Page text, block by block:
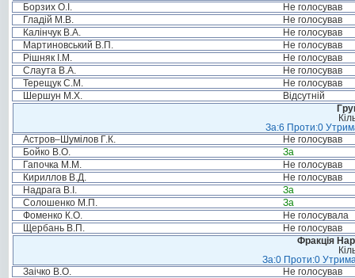
Борзих О.І.
Не голосував
Гладій М.В.
Не голосував
Калінчук В.А.
Не голосував
Мартиновський В.П.
Не голосував
Рішняк І.М.
Не голосував
Слаута В.А.
Не голосував
Терещук С.М.
Не голосував
Шершун М.Х.
Відсутній
За:6 Проти:0
Астров–Шумілов Г.К.
Не голосував
Бойко В.О.
За
Гапочка М.М.
Не голосував
Кириллов В.Д.
Не голосував
Надрага В.І.
За
Солошенко М.П.
За
Фоменко К.О.
Не голосувала
Щербань В.П.
Не голосував
Фракція
За:0 Проти:0
Заічко В.О.
Не голосував